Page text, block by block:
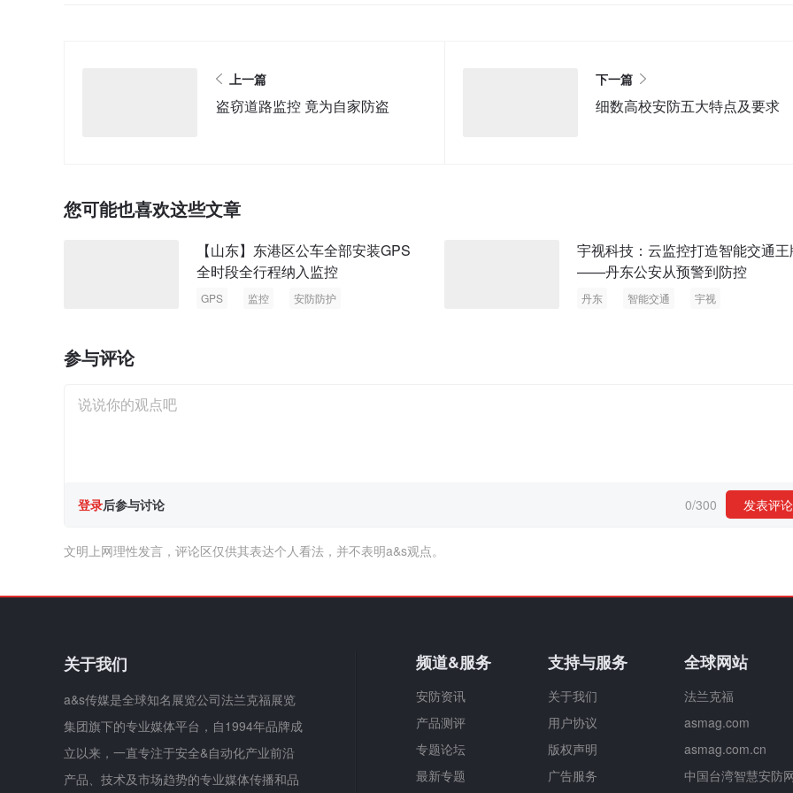
上一篇
盗窃道路监控 竟为自家防盗
下一篇
细数高校安防五大特点及要求
您可能也喜欢这些文章
【山东】东港区公车全部安装GPS
全时段全行程纳入监控
GPS 监控 安防防护
宇视科技：云监控打造智能交通王
——丹东公安从预警到防控
丹东 智能交通 宇视
参与评论
登录后参与讨论 0/300 发表评论
文明上网理性发言，评论区仅供其表达个人看法，并不表明a&s观点。
关于我们
a&s传媒是全球知名展览公司法兰克福展览
集团旗下的专业媒体平台，自1994年品牌成
立以来，一直专注于安全&自动化产业前沿
产品、技术及市场趋势的专业媒体传播和品
频道&服务
安防资讯
产品测评
专题论坛
最新专题
支持与服务
关于我们
用户协议
版权声明
广告服务
全球网站
法兰克福
asmag.com
asmag.com.cn
中国台湾智慧安防